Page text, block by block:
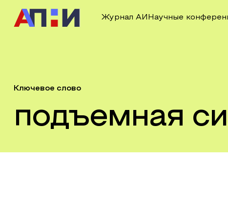
Журнал АИ Научные
Ключевое слово
подъемная